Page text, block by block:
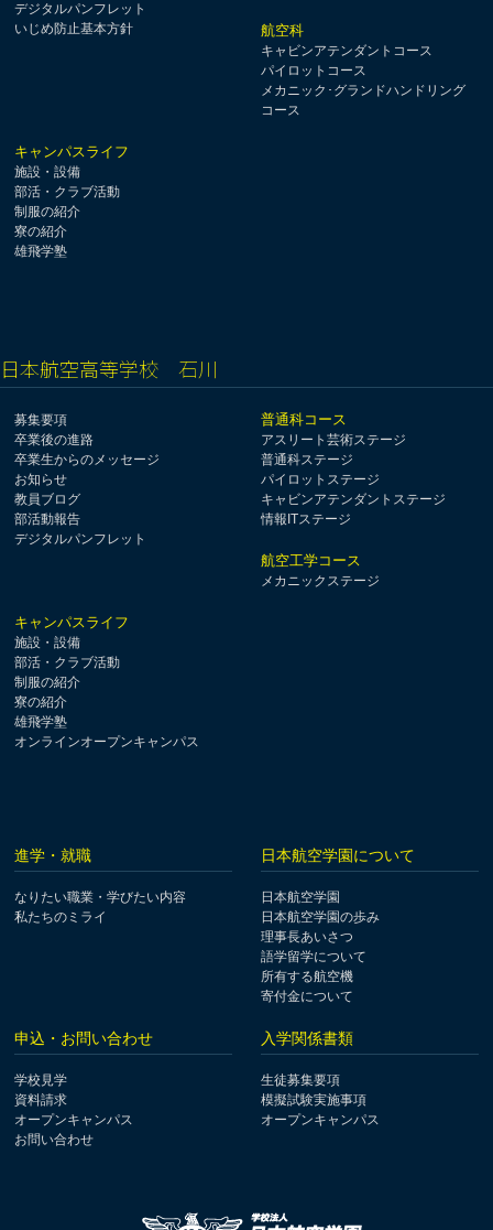
デジタルパンフレット
いじめ防止基本方針
航空科
キャビンアテンダントコース
パイロットコース
メカニック･グランドハンドリング
コース
キャンパスライフ
施設・設備
部活・クラブ活動
制服の紹介
寮の紹介
雄飛学塾
日本航空高等学校 石川
募集要項
卒業後の進路
卒業生からのメッセージ
お知らせ
教員ブログ
部活動報告
デジタルパンフレット
普通科コース
アスリート芸術ステージ
普通科ステージ
パイロットステージ
キャビンアテンダントステージ
情報ITステージ
航空工学コース
メカニックステージ
キャンパスライフ
施設・設備
部活・クラブ活動
制服の紹介
寮の紹介
雄飛学塾
オンラインオープンキャンパス
進学・就職
なりたい職業・学びたい内容
私たちのミライ
日本航空学園について
日本航空学園
日本航空学園の歩み
理事長あいさつ
語学留学について
所有する航空機
寄付金について
申込・お問い合わせ
学校見学
資料請求
オープンキャンパス
お問い合わせ
入学関係書類
生徒募集要項
模擬試験実施事項
オープンキャンパス